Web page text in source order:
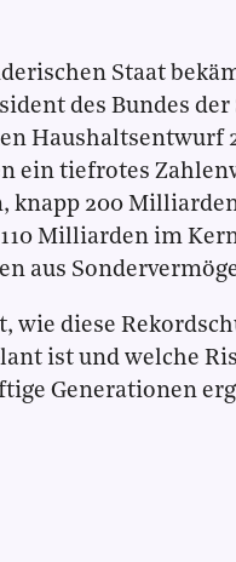
Staat
des Bundes
Haushaltsentwurf
ein tiefrotes
knapp 200
Milliarden im
aus
wie diese
ist und welche
Generationen